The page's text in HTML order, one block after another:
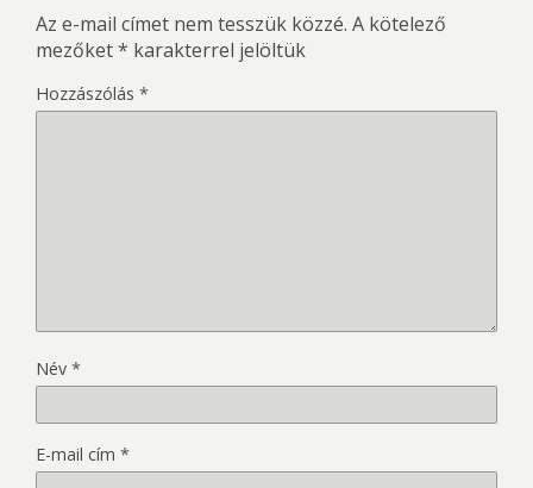
Az e-mail címet nem tesszük közzé. A kötelező
mezőket* karakterrel jelöltük
Hozzászólás *
Név *
E-mail cím *